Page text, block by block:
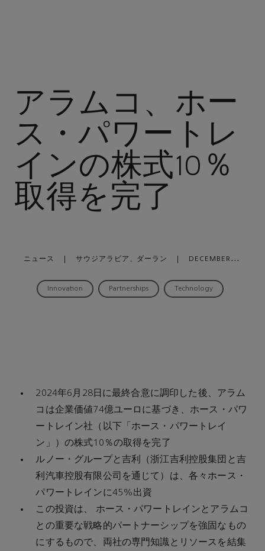
アラムコ、ホー
ス・パワートレ
インの株式10％
取得を完了
ニュース サウジアラビア、ダーラン
DECEMBER
Innovation Partnerships Technology
2024年6月28日に最終合意に調印した後、アラム
コは企業価値74億ユーロに基づき、ホース・パワ
ートレイン社（以下「ホース・パワートレイ
ン」）の株式10％の取得を完了
ルノー・グループと吉利（浙江吉利控股集団と吉
利汽車控股有限公司を通じて）は、各々ホース・
パワートレインに45%出資
この投資は、 ホース・パワートレインとアラムコ
との重要な戦略的パートナーシップを強固なもの
にするもので、両社の専門知識とリソースを結集